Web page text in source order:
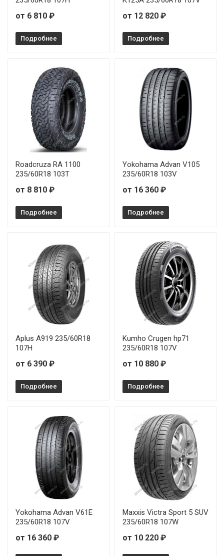
от 6 810 ₽
Подробнее
от 12 820 ₽
Подробнее
Roadcruza RA 1100
235/60R18 103T
от 8 810 ₽
Подробнее
Yokohama Advan V105
235/60R18 103V
от 16 360 ₽
Подробнее
Aplus A919 235/60R18
107H
от 6 390 ₽
Подробнее
Kumho Crugen hp71
235/60R18 107V
от 10 880 ₽
Подробнее
Yokohama Advan V61E
235/60R18 107V
от 16 360 ₽
Maxxis Victra Sport 5 SUV
235/60R18 107W
от 10 220 ₽